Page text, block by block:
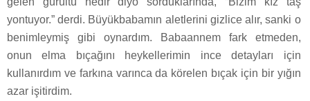
yontuyor.” derdi. Büyükbabamın aletlerini gizlice alır, sanki o
benimleymiş gibi oynardım. Babaannem fark etmeden,
onun elma bıçağını heykellerimin ince detayları için
kullanırdım ve farkına varınca da körelen bıçak için bir yığın
azar işitirdim.